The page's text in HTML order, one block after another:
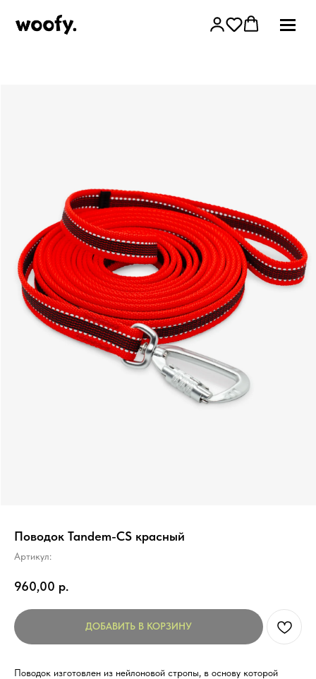
Поводок Tandem-CS красный
Артикул:
960,00 р.
ДОБАВИТЬ В КОРЗИНУ
Поводок изготовлен из нейлоновой стропы, в основу которой